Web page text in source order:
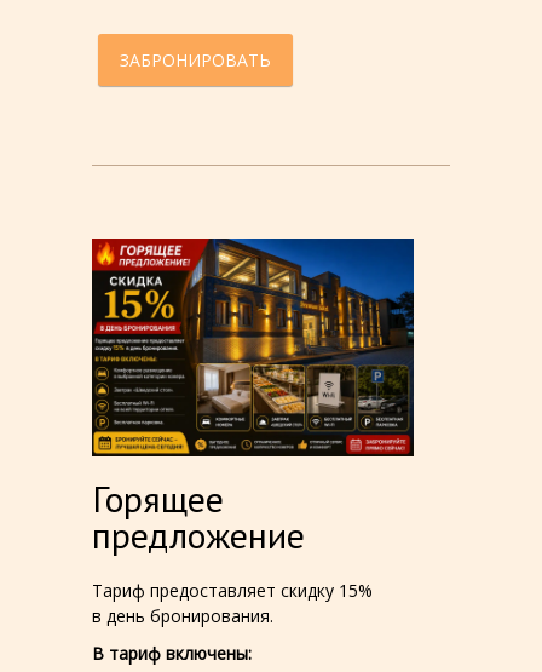
ЗАБРОНИРОВАТЬ
Горящее
предложение
Тариф предоставляет скидку 15%
в день бронирования.
В тариф включены: